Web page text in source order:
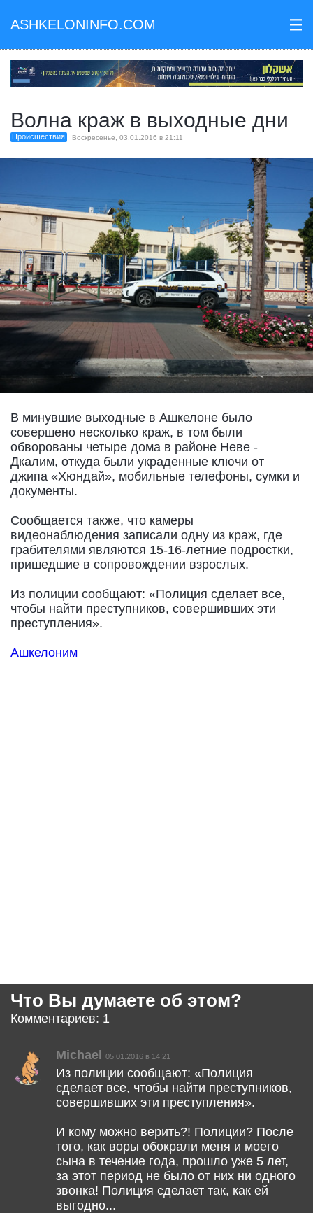
ASHKELONINFO.COM III
Волна краж в выходные дни
Происшествия Воскресенье, 03.01.2016 в 21:11
В минувшие выходные в Ашкелоне было
совершено несколько краж, в том были
обворованы четыре дома в районе Неве -
Дкалим, откуда были украденные ключи от
джипа «Хюндай», мобильные телефоны, сумки и
документы.
Сообщается также, что камеры
видеонаблюдения записали одну из краж, где
грабителями являются 15-16-летние подростки,
пришедшие в сопровождении взрослых.
Из полиции сообщают: «Полиция сделает все,
чтобы найти преступников, совершивших эти
преступления».
Ашкелоним
Что Вы думаете об этом?
Комментариев: 1
Michael 05.01.2016 в 14:21
Из полиции сообщают: «Полиция
сделает все, чтобы найти преступников,
совершивших эти преступления».
И кому можно верить?! Полиции? После
того, как воры обокрали меня и моего
сына в течение года, прошло уже 5 лет,
за этот период не было от них ни одного
звонка! Полиция сделает так, как ей
выгодно...